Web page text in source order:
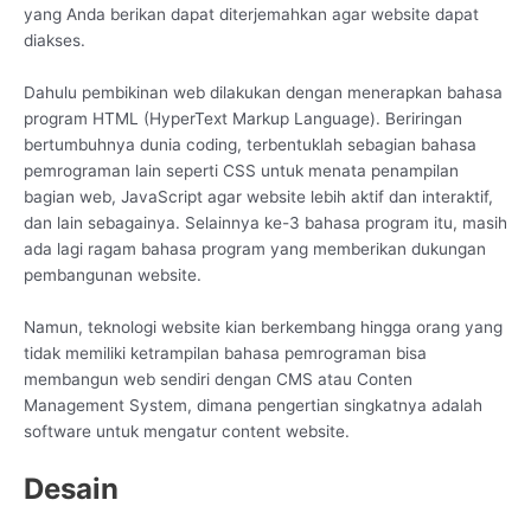
yang Anda berikan dapat diterjemahkan agar website dapat
diakses.
Dahulu pembikinan web dilakukan dengan menerapkan bahasa
program HTML (HyperText Markup Language). Beriringan
bertumbuhnya dunia coding, terbentuklah sebagian bahasa
pemrograman lain seperti CSS untuk menata penampilan
bagian web, JavaScript agar website lebih aktif dan interaktif,
dan lain sebagainya. Selainnya ke-3 bahasa program itu, masih
ada lagi ragam bahasa program yang memberikan dukungan
pembangunan website.
Namun, teknologi website kian berkembang hingga orang yang
tidak memiliki ketrampilan bahasa pemrograman bisa
membangun web sendiri dengan CMS atau Conten
Management System, dimana pengertian singkatnya adalah
software untuk mengatur content website.
Desain